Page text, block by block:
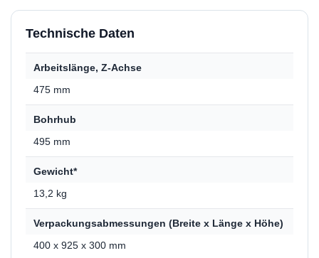
Technische Daten
Arbeitslänge, Z-Achse
475 mm
Bohrhub
495 mm
Gewicht*
13,2 kg
Verpackungsabmessungen (Breite x Länge x Höhe)
400 x 925 x 300 mm